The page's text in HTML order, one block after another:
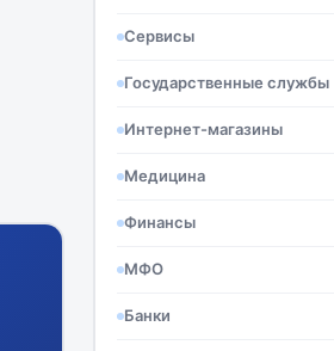
Сервисы
Государственные службы
Интернет-магазины
Медицина
Финансы
МФО
Банки